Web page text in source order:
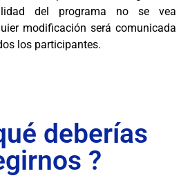
del programa no se vea
modificación será comunicada
los participantes.
deberías
?